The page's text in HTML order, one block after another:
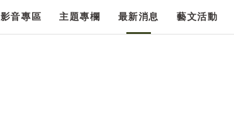
影音專區 主題專欄 最新消息 藝文活動